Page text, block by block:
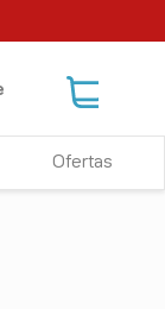
Ofertas